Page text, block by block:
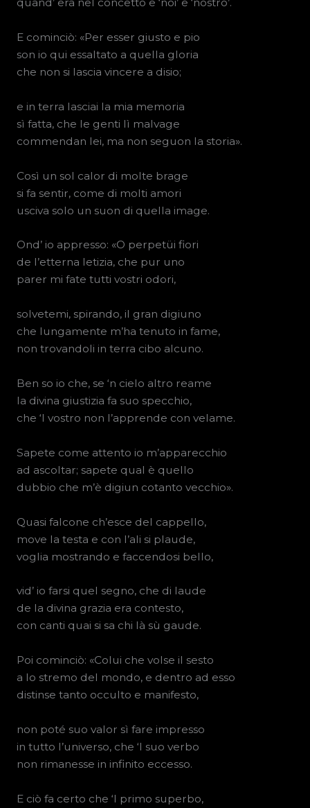
E cominciò: «Per esser giusto e pio
son io qui essaltato a quella gloria
che non si lascia vincere a disio;
e in terra lasciai la mia memoria
sì fatta, che le genti lì malvage
commendan lei, ma non seguon la storia».
Così un sol calor di molte brage
si fa sentir, come di molti amori
usciva solo un suon di quella image.
Ond’ io appresso: «O perpetüi fiori
de l’etterna letizia, che pur uno
parer mi fate tutti vostri odori,
solvetemi, spirando, il gran digiuno
che lungamente m’ha tenuto in fame,
non trovandoli in terra cibo alcuno.
Ben so io che, se ‘n cielo altro reame
la divina giustizia fa suo specchio,
che ‘l vostro non l’apprende con velame.
Sapete come attento io m’apparecchio
ad ascoltar; sapete qual è quello
dubbio che m’è digiun cotanto vecchio».
Quasi falcone ch’esce del cappello,
move la testa e con l’ali si plaude,
voglia mostrando e faccendosi bello,
vid’ io farsi quel segno, che di laude
de la divina grazia era contesto,
con canti quai si sa chi là sù gaude.
Poi cominciò: «Colui che volse il sesto
a lo stremo del mondo, e dentro ad esso
distinse tanto occulto e manifesto,
non poté suo valor sì fare impresso
in tutto l’universo, che ‘l suo verbo
non rimanesse in infinito eccesso.
E ciò fa certo che ‘l primo superbo,